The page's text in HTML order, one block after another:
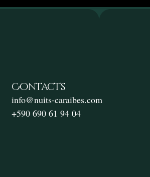
Contacts
info@nuits-caraibes.com
+590 690 61 94 04